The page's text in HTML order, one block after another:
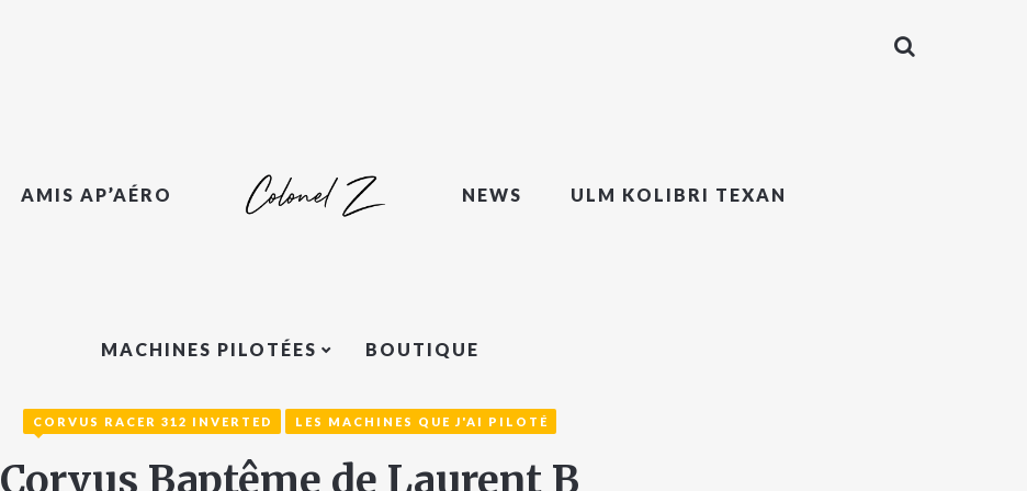
AMIS AP’AÉRO NEWS ULM KOLIBRI TEXAN
MACHINES PILOTÉES BOUTIQUE
CORVUS RACER 312 INVERTED LES MACHINES QUE J'AI PILOTÉ
Corvus Baptême de Laurent B